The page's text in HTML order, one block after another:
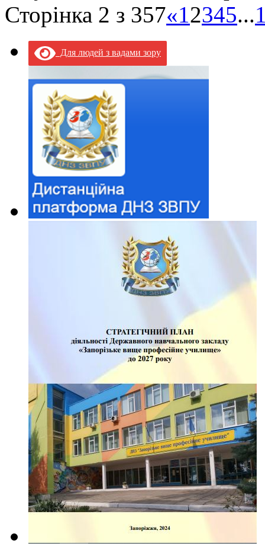
Сторінка 2 з 357«12345...
Для людей з вадами зору